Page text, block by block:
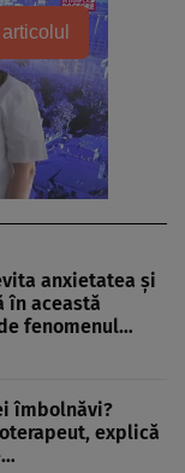
anxietatea şi
în această
fenomenul…
îmbolnăvi?
explică